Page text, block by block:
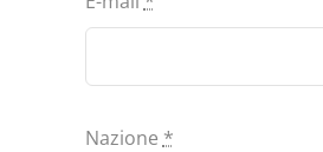
Nazione *